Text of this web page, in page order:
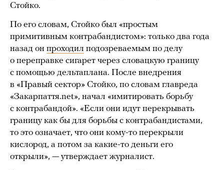
Стойко.
По его словам, Стойко был «простым
примитивным контрабандистом»: только два года
назад он проходил подозреваемым по делу
о переправке сигарет через словацкую границу
с помощью дельтаплана. После внедрения
в «Правый сектор» Стойко, по словам главреда
«Закарпаття.net», начал «имитировать борьбу
с контрабандой». «Если они идут перекрывать
границу как бы для борьбы с контрабандистами,
то это означает, что они кому-то перекрыли
кислород, а потом за какие-то деньги его
открыли», — утверждает журналист.